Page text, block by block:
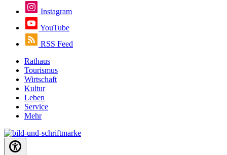
Instagram
YouTube
RSS Feed
Rathaus
Tourismus
Wirtschaft
Kultur
Leben
Service
Mehr